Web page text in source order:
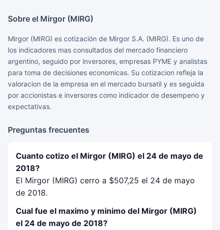
Sobre el Mirgor (MIRG)
Mirgor (MIRG) es cotización de Mirgor S.A. (MIRG). Es uno de
los indicadores mas consultados del mercado financiero
argentino, seguido por inversores, empresas PYME y analistas
para toma de decisiones economicas. Su cotizacion refleja la
valoracion de la empresa en el mercado bursatil y es seguida
por accionistas e inversores como indicador de desempeno y
expectativas.
Preguntas frecuentes
Cuanto cotizo el Mirgor (MIRG) el 24 de mayo de
2018?
El Mirgor (MIRG) cerro a $507,25 el 24 de mayo
de 2018.
Cual fue el maximo y minimo del Mirgor (MIRG)
el 24 de mayo de 2018?